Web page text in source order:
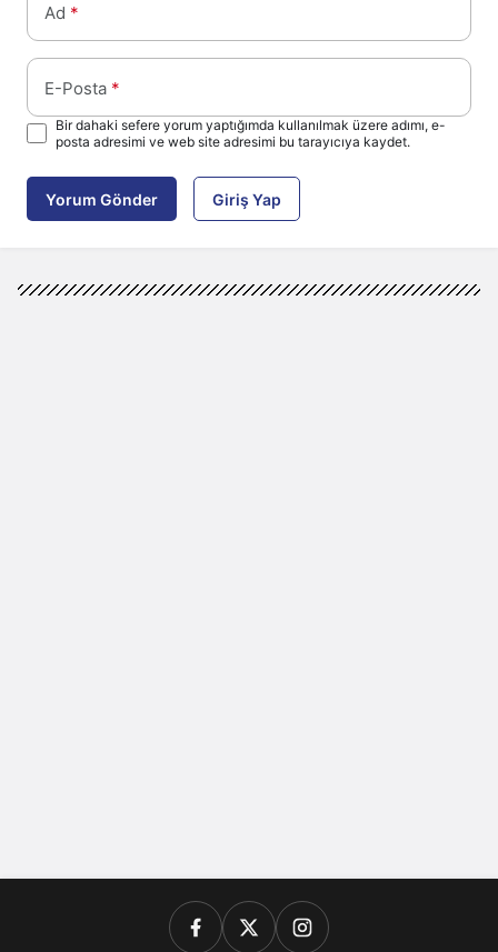
Ad *
E-Posta *
Bir dahaki sefere yorum yaptığımda kullanılmak üzere adımı, e-
posta adresimi ve web site adresimi bu tarayıcıya kaydet.
Yorum Gönder Giriş Yap